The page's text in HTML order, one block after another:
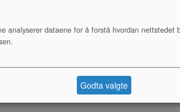
analyserer dataene for å forstå hvordan nettstedet
Godta valgte